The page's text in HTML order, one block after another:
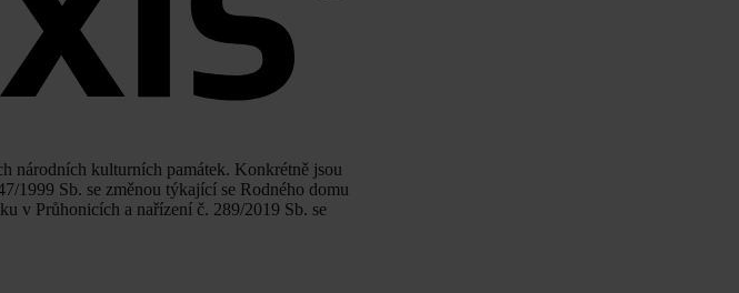
národních kulturních památek. Konkrétně jsou
1999 Sb. se změnou týkající se Rodného domu
v Průhonicích a nařízení č. 289/2019 Sb. se